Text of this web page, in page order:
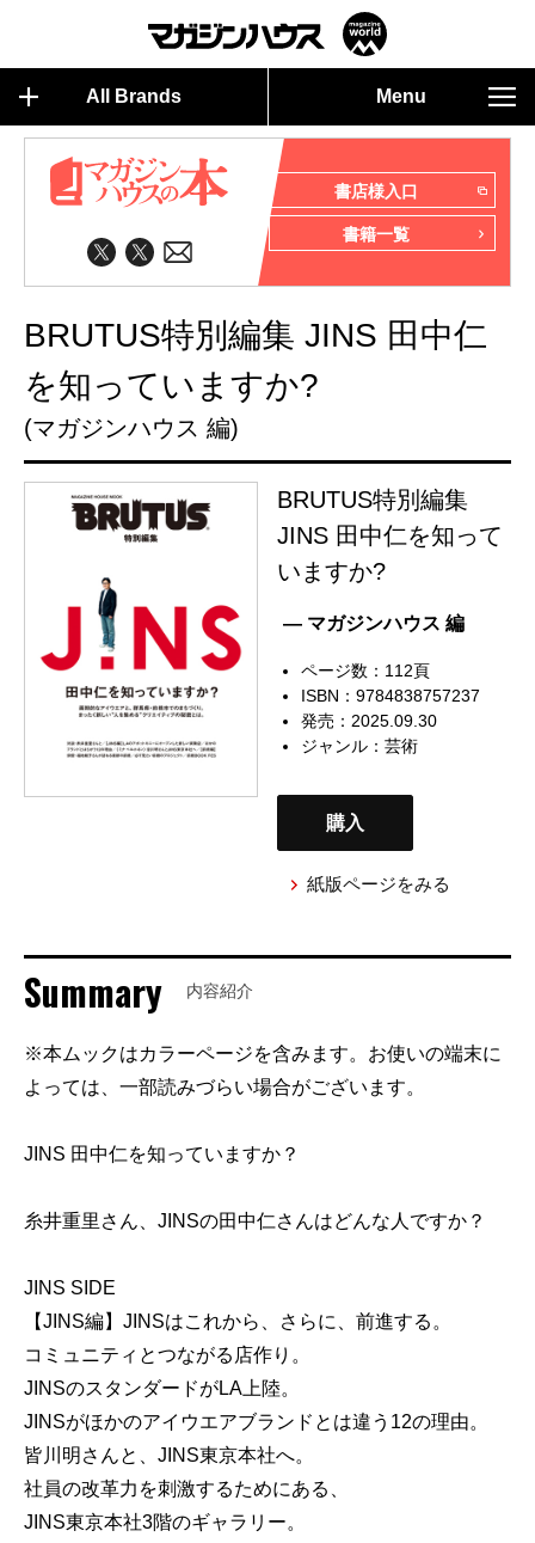
All Brands Menu
書店様入口
書籍一覧
BRUTUS特別編集 JINS 田中仁
を知っていますか?
(マガジンハウス 編)
BRUTUS特別編集
JINS 田中仁を知って
いますか?
— マガジンハウス 編
ページ数：112頁
ISBN：9784838757237
発売：2025.09.30
ジャンル：芸術
購入
紙版ページをみる
Summary 内容紹介
※本ムックはカラーページを含みます。お使いの端末に
よっては、一部読みづらい場合がございます。
JINS 田中仁を知っていますか？
糸井重里さん、JINSの田中仁さんはどんな人ですか？
JINS SIDE
【JINS編】JINSはこれから、さらに、前進する。
コミュニティとつながる店作り。
JINSのスタンダードがLA上陸。
JINSがほかのアイウエアブランドとは違う12の理由。
皆川明さんと、JINS東京本社へ。
社員の改革力を刺激するためにある、
JINS東京本社3階のギャラリー。